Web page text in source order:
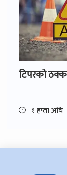
टिपरको
१ हप्ता अघि